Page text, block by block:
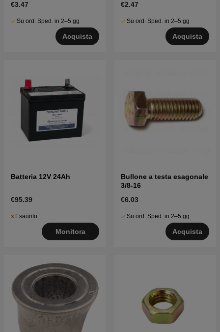
€3.47
Su ord. Sped. in 2–5 gg
Acquista
€2.47
Su ord. Sped. in 2–5 gg
Acquista
Batteria 12V 24Ah
€95.39
Esaurito
Monitora
Bullone a testa esagonale
3/8-16
€6.03
Su ord. Sped. in 2–5 gg
Acquista